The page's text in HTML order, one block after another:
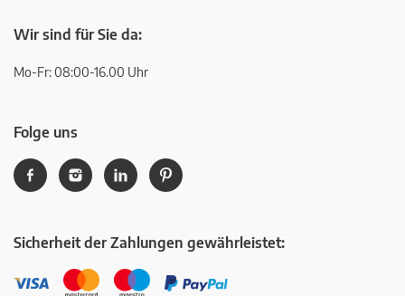
Wir sind für Sie da:
Mo-Fr: 08:00-16.00 Uhr
Folge uns
Sicherheit der Zahlungen gewährleistet: